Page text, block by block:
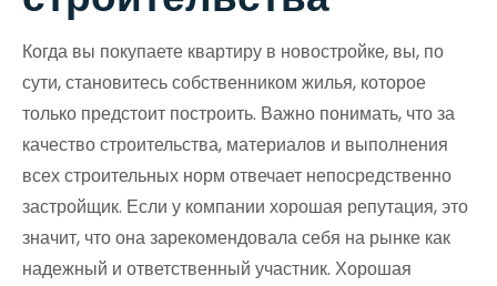
Когда вы покупаете квартиру в новостройке, вы, по
сути, становитесь собственником жилья, которое
только предстоит построить. Важно понимать, что за
качество строительства, материалов и выполнения
всех строительных норм отвечает непосредственно
застройщик. Если у компании хорошая репутация, это
значит, что она зарекомендовала себя на рынке как
надежный и ответственный участник. Хорошая